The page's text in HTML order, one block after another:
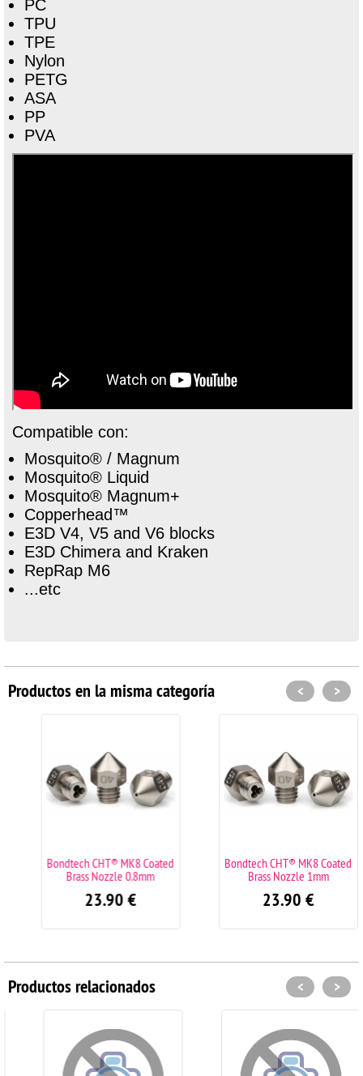
PC
TPU
TPE
Nylon
PETG
ASA
PP
PVA
Compatible con:
Mosquito® / Magnum
Mosquito® Liquid
Mosquito® Magnum+
Copperhead™
E3D V4, V5 and V6 blocks
E3D Chimera and Kraken
RepRap M6
...etc
Productos en la misma categoría
Bondtech CHT® MK8 Coated
Brass Nozzle 0.8mm
23.90€
Bondtech CHT® MK8 Coated
Brass Nozzle 1mm
23.90€
< >
Productos relacionados < >